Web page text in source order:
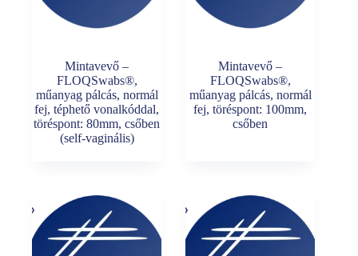
Mintavevő –
FLOQSwabs®,
műanyag pálcás, normál
fej, téphető vonalkóddal,
töréspont: 80mm, csőben
(self-vaginális)
Mintavevő –
FLOQSwabs®,
műanyag pálcás, normál
fej, töréspont: 100mm,
csőben